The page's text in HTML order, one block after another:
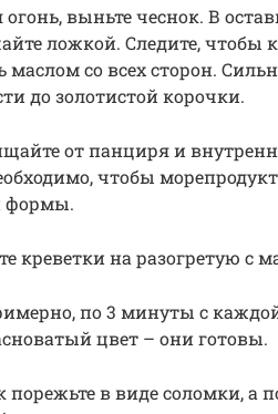
выньте чеснок. В
ложкой. Следите, чтобы
со всех сторон.
до золотистой корочки.
от панциря и
чтобы
формы.
креветки на разогретую с
по 3 минуты с
цвет – они готовы.
порежьте в виде соломки,